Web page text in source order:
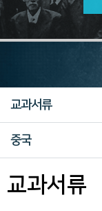
시
역
는
쉬운검색
조합검색
단행본
연속간행물
신문류
관보류
문서류
교과서류
명부류
전기류
도록/화보류
논문류
비도서류
교지류
중국
한국
일본
중국
기타
교과서류